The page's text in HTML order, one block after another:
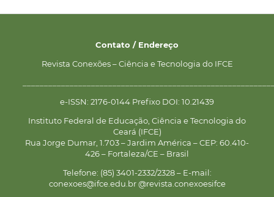
Contato / Endereço
Revista Conexões – Ciência e Tecnologia do IFCE
e-ISSN: 2176-0144 Prefixo DOI: 10.21439
Instituto Federal de Educação, Ciência e Tecnologia do
Ceará (IFCE)
Rua Jorge Dumar, 1.703 – Jardim América – CEP: 60.410-
426 – Fortaleza/CE – Brasil
Telefone: (85) 3401-2332/2328 – E-mail:
conexoes@ifce.edu.br @revista.conexoesifce